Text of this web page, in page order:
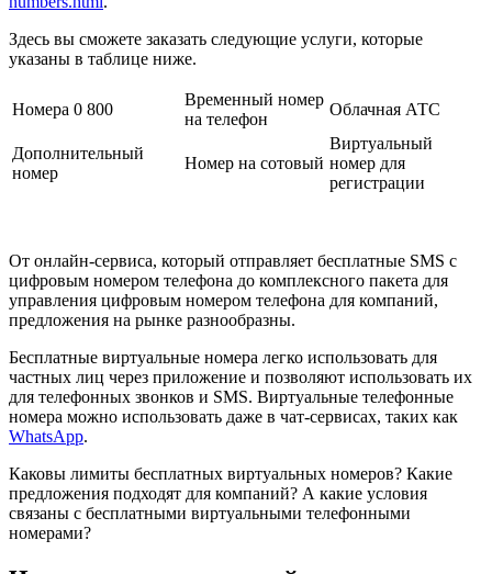
Здесь вы сможете заказать следующие услуги, которые
указаны в таблице ниже.
Номера 0 800
Временный номер
на телефон
Облачная АТС
Дополнительный
номер
Номер на сотовый
Виртуальный
номер для
регистрации
От онлайн-сервиса, который отправляет бесплатные SMS с
цифровым номером телефона до комплексного пакета для
управления цифровым номером телефона для компаний,
предложения на рынке разнообразны.
Бесплатные виртуальные номера легко использовать для
частных лиц через приложение и позволяют использовать их
для телефонных звонков и SMS. Виртуальные телефонные
номера можно использовать даже в чат-сервисах, таких как
WhatsApp.
Каковы лимиты бесплатных виртуальных номеров? Какие
предложения подходят для компаний? А какие условия
связаны с бесплатными виртуальными телефонными
номерами?